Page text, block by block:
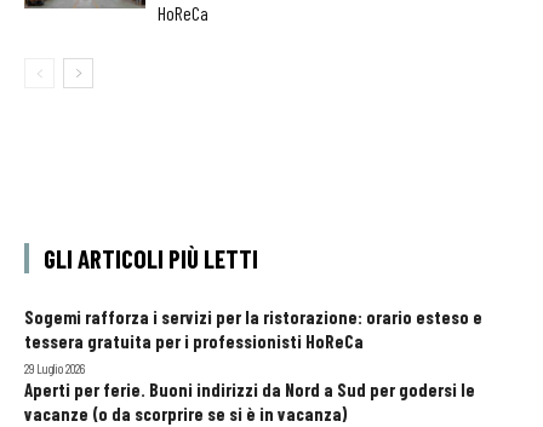
HoReCa
GLI ARTICOLI PIÙ LETTI
Sogemi rafforza i servizi per la ristorazione: orario esteso e
tessera gratuita per i professionisti HoReCa
29 Luglio 2026
Aperti per ferie. Buoni indirizzi da Nord a Sud per godersi le
vacanze (o da scorprire se si è in vacanza)